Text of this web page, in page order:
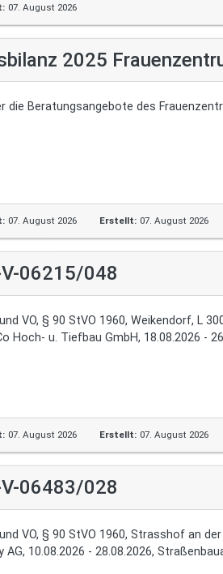
07. August 2026
2025
die Beratungsangebote des
07. August 2026 Erstellt: 07. August 2026
V-06215/048
VO, § 90 StVO 1960, Weikendorf, L
Hoch- u. Tiefbau GmbH, 18.08.2026 -
07. August 2026 Erstellt: 07. August 2026
V-06483/028
VO, § 90 StVO 1960, Strasshof an
AG, 10.08.2026 - 28.08.2026,